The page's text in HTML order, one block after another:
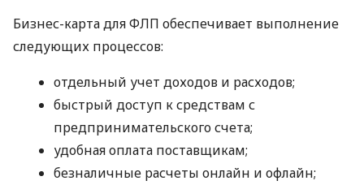
Бизнес-карта для ФЛП обеспечивает выполнение
следующих процессов:
отдельный учет доходов и расходов;
быстрый доступ к средствам с
предпринимательского счета;
удобная оплата поставщикам;
безналичные расчеты онлайн и офлайн;